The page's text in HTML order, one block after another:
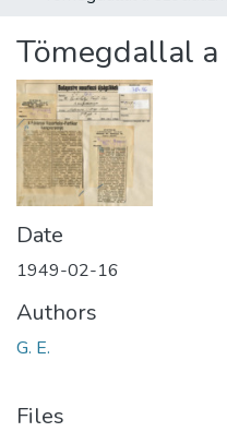
About us
Tömegdallal
Date
1949-02-16
Authors
G. E.
Files